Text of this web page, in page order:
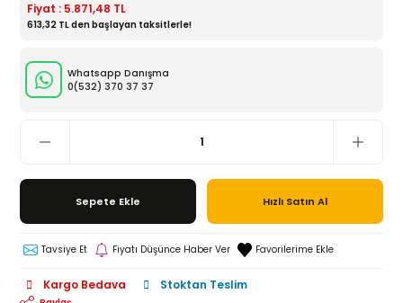
Fiyat : 5.871,48 TL
613,32 TL den başlayan taksitlerle!
Whatsapp Danışma
0(532) 370 37 37
Sepete Ekle Hızlı Satın Al
Tavsiye Et Fiyatı Düşünce Haber Ver
Kargo Bedava Stoktan Teslim